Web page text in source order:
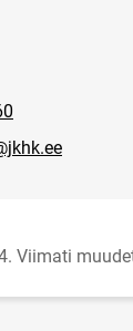
Viimati